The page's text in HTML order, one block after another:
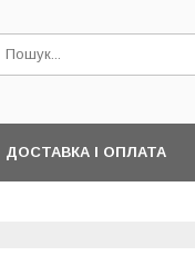
ДОСТАВКА І ОПЛАТА